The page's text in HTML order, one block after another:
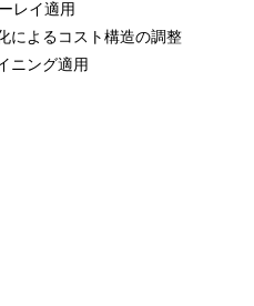
レイ適用
によるコスト構造の調整
ニング適用